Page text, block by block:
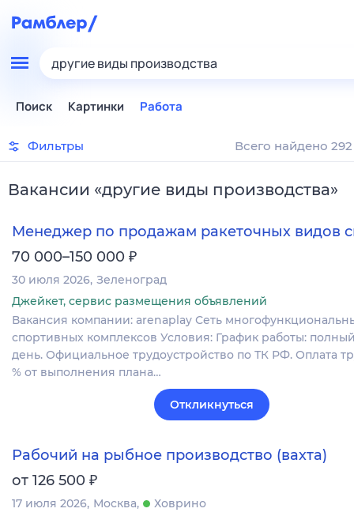
другие виды производства
Поиск Картинки Работа
Фильтры Всего найдено 292
Вакансии «другие виды производства»
Менеджер по продажам ракеточных видов
70 000–150 000 ₽
30 июля 2026 Зеленоград
Джейкет, сервис размещения объявлений
Вакансия компании: arenaplay Сеть
спортивных комплексов Условия: График работы:
день. Официальное трудоустройство по ТК РФ. Оплата
% от выполнения плана…
Откликнуться
Рабочий на рыбное производство (вахта)
от 126 500 ₽
17 июля 2026 Москва
Ховрино